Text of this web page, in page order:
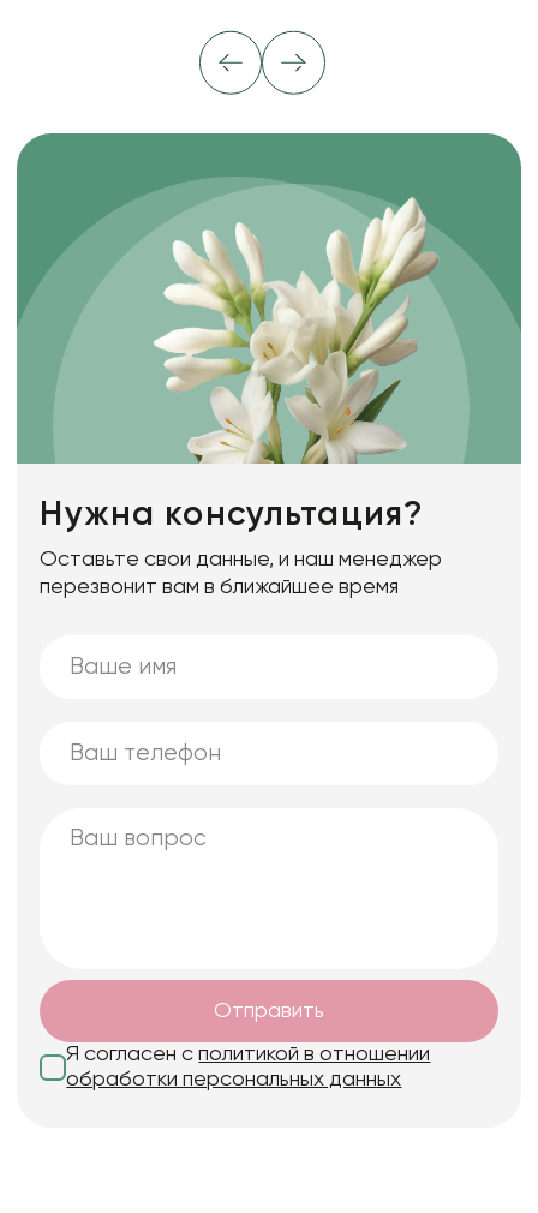
Нужна консультация?
Оставьте свои данные, и наш менеджер
перезвонит вам в ближайшее время
Отправить
Я согласен сполитикой в отношении
обработки персональных данных